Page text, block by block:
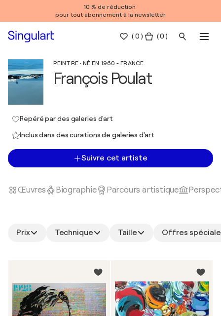
10 % de réduction
pour tout abonnement à la newsletter
(0 ) ( 0 )
PEINTRE · NÉ EN 1960 - FRANCE
François Poulat
Repéré par des galeries d'art
Inclus dans des curations de galeries d'art
Suivre cet artiste
Œuvres Biographie Parcours artistique
Prix Technique Taille Offres